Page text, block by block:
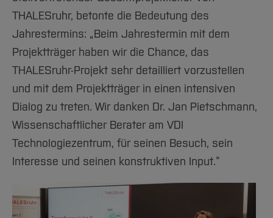
THALESruhr, betonte die Bedeutung des
Jahrestermins: „Beim Jahrestermin mit dem
Projektträger haben wir die Chance, das
THALESruhr-Projekt sehr detailliert vorzustellen
und mit dem Projektträger in einen intensiven
Dialog zu treten. Wir danken Dr. Jan Pietschmann,
Wissenschaftlicher Berater am VDI
Technologiezentrum, für seinen Besuch, sein
Interesse und seinen konstruktiven Input.“